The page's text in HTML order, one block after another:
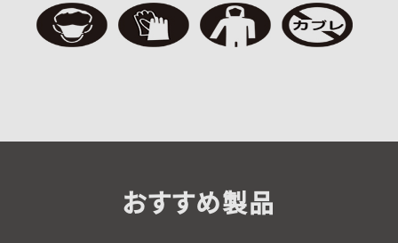
おすすめ製品